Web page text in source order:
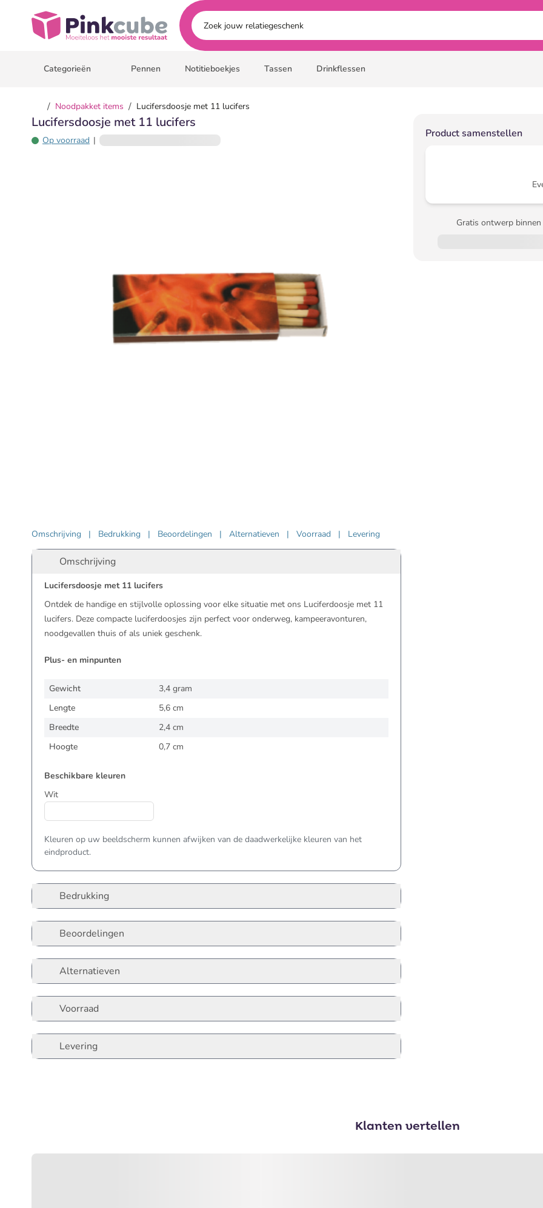
Pinkcube
Categorieën Pennen Notitieboekjes Tassen Drinkflessen
/ Noodpakket items / Lucifersdoosje met 11 lucifers
Lucifersdoosje met 11 lucifers
Op voorraad |
Product samenstellen
Gratis ontwerp binnen
Omschrijving | Bedrukking | Beoordelingen | Alternatieven | Voorraad | Levering
Omschrijving
Lucifersdoosje met 11 lucifers
Ontdek de handige en stijlvolle oplossing voor elke situatie met ons Luciferdoosje met 11
lucifers. Deze compacte luciferdoosjes zijn perfect voor onderweg, kampeeravonturen,
noodgevallen thuis of als uniek geschenk.
Plus- en minpunten
Gewicht
3,4 gram
Lengte
5,6 cm
Breedte
2,4 cm
Hoogte
0,7 cm
Beschikbare kleuren
Wit
Kleuren op uw beeldscherm kunnen afwijken van de daadwerkelijke kleuren van het
eindproduct.
Bedrukking
Beoordelingen
Alternatieven
Voorraad
Levering
Klanten vertellen